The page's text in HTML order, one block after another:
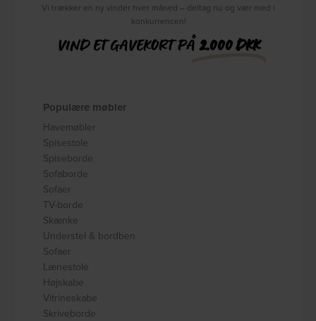
Vi trækker en ny vinder hver måned – deltag nu og vær med i
konkurrencen!
VIND ET GAVEKORT PÅ2.000 DKK
Populære møbler
Havemøbler
Spisestole
Spiseborde
Sofaborde
Sofaer
TV-borde
Skænke
Understel & bordben
Sofaer
Lænestole
Højskabe
Vitrineskabe
Skriveborde